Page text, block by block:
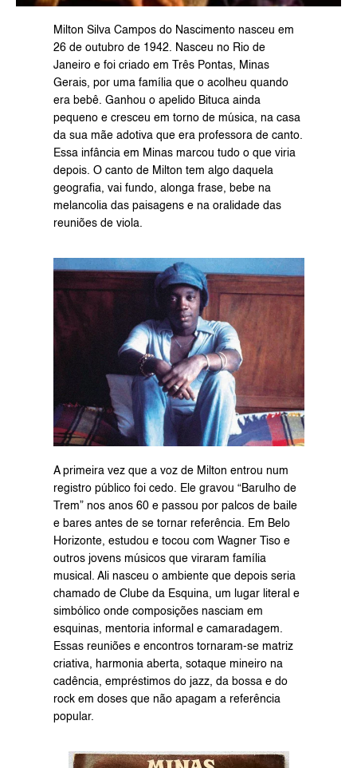
Milton Silva Campos do Nascimento nasceu em
26 de outubro de 1942. Nasceu no Rio de
Janeiro e foi criado em Três Pontas, Minas
Gerais, por uma família que o acolheu quando
era bebê. Ganhou o apelido Bituca ainda
pequeno e cresceu em torno de música, na casa
da sua mãe adotiva que era professora de canto.
Essa infância em Minas marcou tudo o que viria
depois. O canto de Milton tem algo daquela
geografia, vai fundo, alonga frase, bebe na
melancolia das paisagens e na oralidade das
reuniões de viola.
A primeira vez que a voz de Milton entrou num
registro público foi cedo. Ele gravou “Barulho de
Trem” nos anos 60 e passou por palcos de baile
e bares antes de se tornar referência. Em Belo
Horizonte, estudou e tocou com Wagner Tiso e
outros jovens músicos que viraram família
musical. Ali nasceu o ambiente que depois seria
chamado de Clube da Esquina, um lugar literal e
simbólico onde composições nasciam em
esquinas, mentoria informal e camaradagem.
Essas reuniões e encontros tornaram-se matriz
criativa, harmonia aberta, sotaque mineiro na
cadência, empréstimos do jazz, da bossa e do
rock em doses que não apagam a referência
popular.